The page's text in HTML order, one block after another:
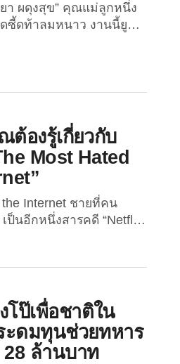
า ผดุงสุข” คุณแม่ลูกหนึ่ง
ซี้ดท้าลมหนาว งานนี้ยูทูบ
ต้องรู้เกี่ยวกับ
Most Hated
the Internet ชายที่คน
ป็นอีกหนึ่งสารคดี “Netflix”
าบหวิวไปโพสต์ลงบน
แหล่งให้คนชอบวิจารณ์
คายแบบไม่ต้องกลัวว่าจะ
าทางปิดเว็บไซต์นรกที่
ยนี้ให้ได้...
โป๊เพื่อชาติใน
ะดมทุนช่วยทหาร
28 ล้านบาท